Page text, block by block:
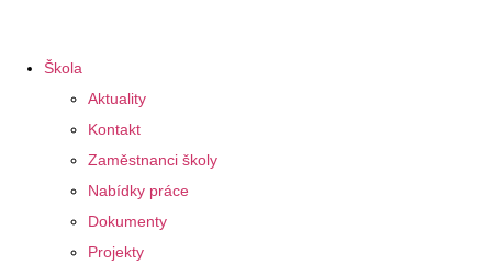
Škola
Aktuality
Kontakt
Zaměstnanci školy
Nabídky práce
Dokumenty
Projekty